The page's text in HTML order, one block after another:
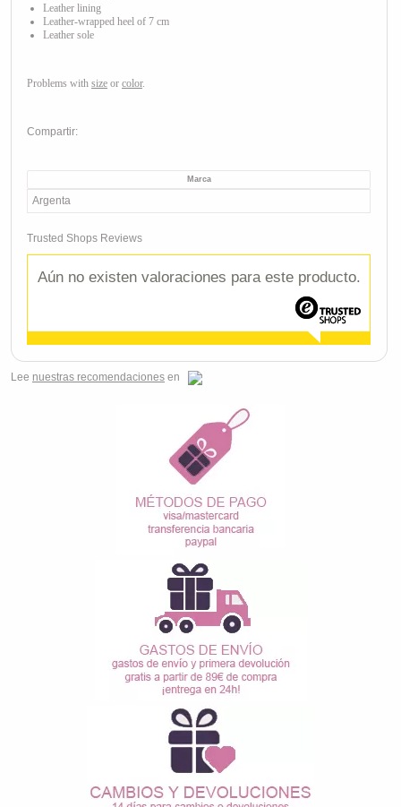
Leather lining
Leather-wrapped heel of 7 cm
Leather sole
Problems with size or color.
Compartir:
Marca
Argenta
Trusted Shops Reviews
Aún no existen valoraciones para este producto.
Lee nuestras recomendaciones en